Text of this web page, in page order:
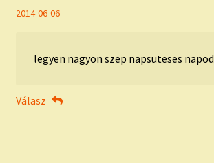
2014-06-06
legyen nagyon szep napsuteses napod
Válasz